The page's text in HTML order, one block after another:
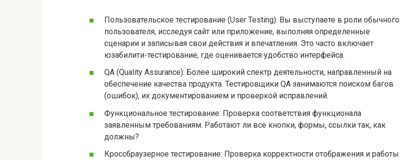
Пользовательское тестирование (User Testing): Вы выступаете в роли обычного
пользователя, исследуя сайт или приложение, выполняя определенные
сценарии и записывая свои действия и впечатления. Это часто включает
юзабилити-тестирование, где оценивается удобство интерфейса.
QA (Quality Assurance): Более широкий спектр деятельности, направленный на
обеспечение качества продукта. Тестировщики QA занимаются поиском багов
(ошибок), их документированием и проверкой исправлений.
Функциональное тестирование: Проверка соответствия функционала
заявленным требованиям. Работают ли все кнопки, формы, ссылки так, как
должны?
Кроссбраузерное тестирование: Проверка корректности отображения и работы